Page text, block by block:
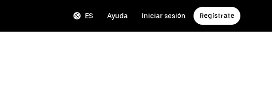
ES Ayuda Iniciar sesión Regístrate